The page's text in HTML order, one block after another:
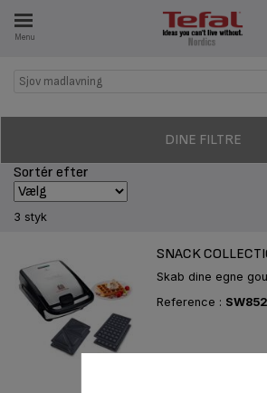
Menu
I 15 ÅR
Sjov madlavning
DINE FILTRE
Sortér efter
3 styk
SNACK
Skab dine egne
Reference :